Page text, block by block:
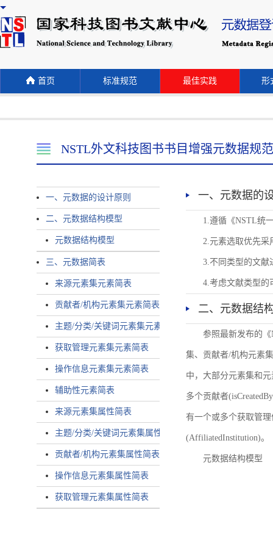
首页 标准规范 最佳实践 形
NSTL外文科技图书书目增强元数据规范
一、元数据的设计原则
二、元数据结构模型
元数据结构模型
三、元数据简表
来源元素集元素简表
贡献者/机构元素集元素简表
主题/分类/关键词元素集元素简表
获取管理元素集元素简表
操作信息元素集元素简表
辅助性元素简表
来源元素集属性简表
主题/分类/关键词元素集属性简表
贡献者/机构元素集属性简表
操作信息元素集属性简表
获取管理元素集属性简表
一、元数据的
1.遵循《NSTL统
2.元素选取优先采
3.不同类型的文献
4.考虑文献类型的
二、元数据结
参照最新发布的
集、贡献者/机构元素
中，大部分元素集和
多个贡献者
有一个或多个获取管理
(AffiliatedInstitution)。
元数据结构模型